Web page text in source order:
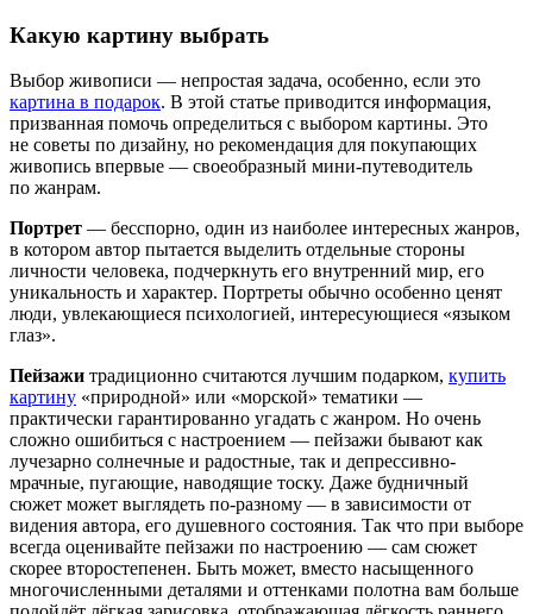
Какую картину выбрать
Выбор живописи — непростая задача, особенно, если это
картина в подарок. В этой статье приводится информация,
призванная помочь определиться с выбором картины. Это
не советы по дизайну, но рекомендация для покупающих
живопись впервые — своеобразный мини-путеводитель
по жанрам.
Портрет — бесспорно, один из наиболее интересных жанров,
в котором автор пытается выделить отдельные стороны
личности человека, подчеркнуть его внутренний мир, его
уникальность и характер. Портреты обычно особенно ценят
люди, увлекающиеся психологией, интересующиеся «языком
глаз».
Пейзажи традиционно считаются лучшим подарком, купить
картину «природной» или «морской» тематики —
практически гарантированно угадать с жанром. Но очень
сложно ошибиться с настроением — пейзажи бывают как
лучезарно солнечные и радостные, так и депрессивно-
мрачные, пугающие, наводящие тоску. Даже будничный
сюжет может выглядеть по-разному — в зависимости от
видения автора, его душевного состояния. Так что при выборе
всегда оценивайте пейзажи по настроению — сам сюжет
скорее второстепенен. Быть может, вместо насыщенного
многочисленными деталями и оттенками полотна вам больше